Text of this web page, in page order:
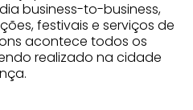
business-to-business,
festivais e serviços de
acontece todos os
realizado na cidade